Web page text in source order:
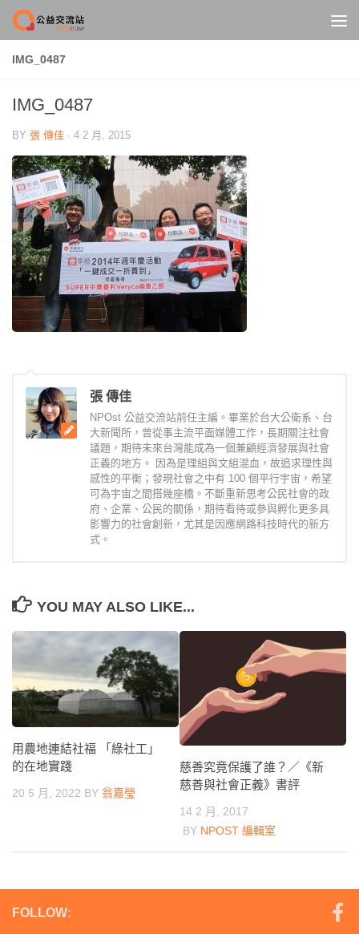
Skip to content
IMG_0487
IMG_0487
BY 張 傳佳 · 4 2 月, 2015
張 傳佳
NPOst 公益交流站前任主編。畢業於台大公衛系、台
大新聞所，曾從事主流平面媒體工作，長期關注社會
議題，期待未來台灣能成為一個兼顧經濟發展與社會
正義的地方。 因為是理組與文組混血，故追求理性與
感性的平衡；發現社會之中有 100 個平行宇宙，希望
可為宇宙之間搭幾座橋。不斷重新思考公民社會的政
府、企業、公民的關係，期待看待或參與孵化更多具
影響力的社會創新，尤其是因應網路科技時代的新方
式。
YOU MAY ALSO LIKE...
用農地連結社福 「綠社工」
的在地實踐
20 5 月, 2022 BY 翁嘉瑩
慈善究竟保護了誰？／《新
慈善與社會正義》書評
14 2 月, 2017
BY NPOST 編輯室
FOLLOW: